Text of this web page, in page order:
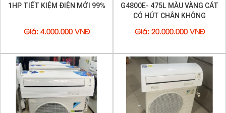
1HP TIẾT KIỆM ĐIỆN MỚI 99%
Giá: 4.000.000 VNĐ
G4800E- 475L MÀU VÀNG CÁT
CÓ HÚT CHÂN KHÔNG
Giá: 20.000.000 VNĐ